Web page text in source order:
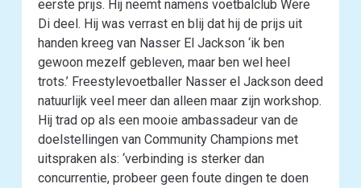
eerste prijs. Hij neemt namens voetbalclub Were
Di deel. Hij was verrast en blij dat hij de prijs uit
handen kreeg van Nasser El Jackson ‘ik ben
gewoon mezelf gebleven, maar ben wel heel
trots.’ Freestylevoetballer Nasser el Jackson deed
natuurlijk veel meer dan alleen maar zijn workshop.
Hij trad op als een mooie ambassadeur van de
doelstellingen van Community Champions met
uitspraken als: ‘verbinding is sterker dan
concurrentie, probeer geen foute dingen te doen